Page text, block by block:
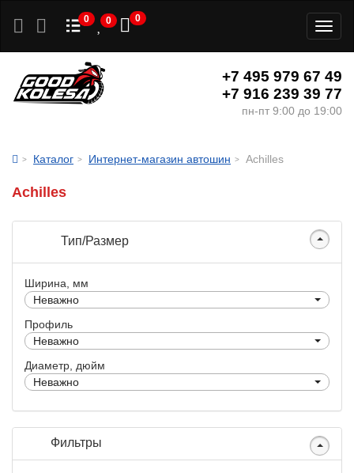
0 0 0
+7 495 979 67 49
+7 916 239 39 77
пн-пт 9:00 до 19:00
Каталог Интернет-магазин автошин Achilles
Achilles
Тип/Размер
Ширина, мм
Неважно
Профиль
Неважно
Диаметр, дюйм
Неважно
Фильтры